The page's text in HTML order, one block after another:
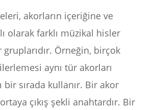
akorların içeriğine ve
olarak farklı müzikal hisler
Örneğin, birçok
aynı tür akorları
bir sırada kullanır. Bir akor
çıkış şekli anahtardır. Bir